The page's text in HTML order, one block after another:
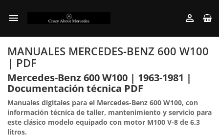
 
MANUALES MERCEDES-BENZ 600 W100
| PDF
Mercedes-Benz 600 W100 | 1963-1981 |
Documentación técnica PDF
Manuales digitales para el Mercedes-Benz 600 W100, con
información técnica de taller, mantenimiento y servicio para
este clásico modelo equipado con motor M100 V-8 de 6.3
litros.